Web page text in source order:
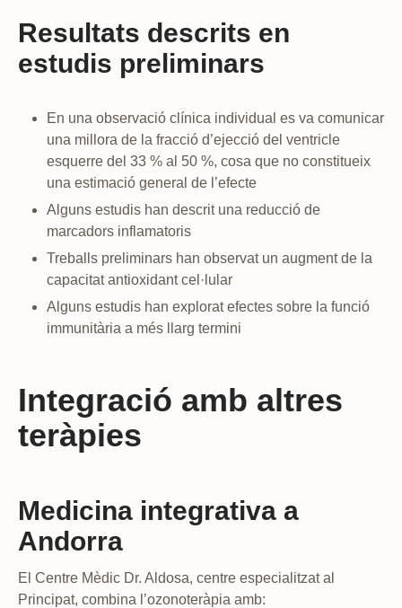
Resultats descrits en
estudis preliminars
En una observació clínica individual es va comunicar
una millora de la fracció d’ejecció del ventricle
esquerre del 33 % al 50 %, cosa que no constitueix
una estimació general de l’efecte
Alguns estudis han descrit una reducció de
marcadors inflamatoris
Treballs preliminars han observat un augment de la
capacitat antioxidant cel·lular
Alguns estudis han explorat efectes sobre la funció
immunitària a més llarg termini
Integració amb altres
teràpies
Medicina integrativa a
Andorra
El Centre Mèdic Dr. Aldosa, centre especialitzat al
Principat, combina l’ozonoteràpia amb: